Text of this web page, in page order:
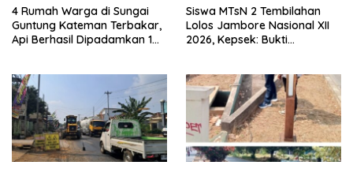
4 Rumah Warga di Sungai
Guntung Kateman Terbakar,
Api Berhasil Dipadamkan 1
Siswa MTsN 2 Tembilahan
Lolos Jambore Nasional XII
2026, Kepsek: Bukti